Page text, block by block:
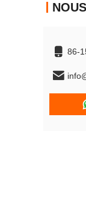
86-